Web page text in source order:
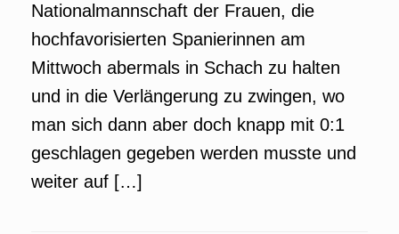
Nationalmannschaft der Frauen, die
hochfavorisierten Spanierinnen am
Mittwoch abermals in Schach zu halten
und in die Verlängerung zu zwingen, wo
man sich dann aber doch knapp mit 0:1
geschlagen gegeben werden musste und
weiter auf […]